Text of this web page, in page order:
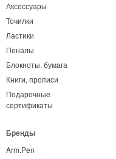
Аксессуары
Точилки
Ластики
Пеналы
Блокноты, бумага
Книги, прописи
Подарочные
сертификаты
Бренды
Arm.Pen